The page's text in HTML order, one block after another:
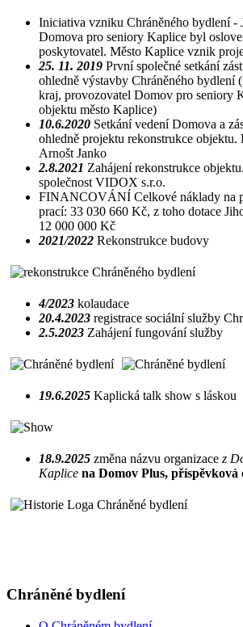
Iniciativa vzniku Chráněného bydlení -
Domova pro seniory Kaplice byl
poskytovatel. Město Kaplice vznik
25. 11. 2019 První společné setkání
ohledně výstavby Chráněného bydlení
kraj, provozovatel Domov pro seniory
objektu město Kaplice)
10.6.2020 Setkání vedení Domova a
ohledně projektu rekonstrukce objektu.
Arnošt Janko
2.8.2021 Zahájení rekonstrukce
společnost VIDOX s.r.o.
FINANCOVÁNÍ Celkové náklady na
prací: 33 030 660 Kč, z toho dotace
12 000 000 Kč
2021/2022 Rekonstrukce budovy
4/2023 kolaudace
20.4.2023 registrace sociální služby
2.5.2023 Zahájení fungování služby
19.6.2025 Kaplická talk show s láskou
18.9.2025 změna názvu organizace z
Kaplice na Domov Plus, příspěvková
Chráněné bydlení